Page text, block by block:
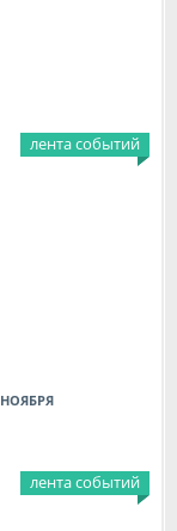
лента событий
НОЯБРЯ
лента событий